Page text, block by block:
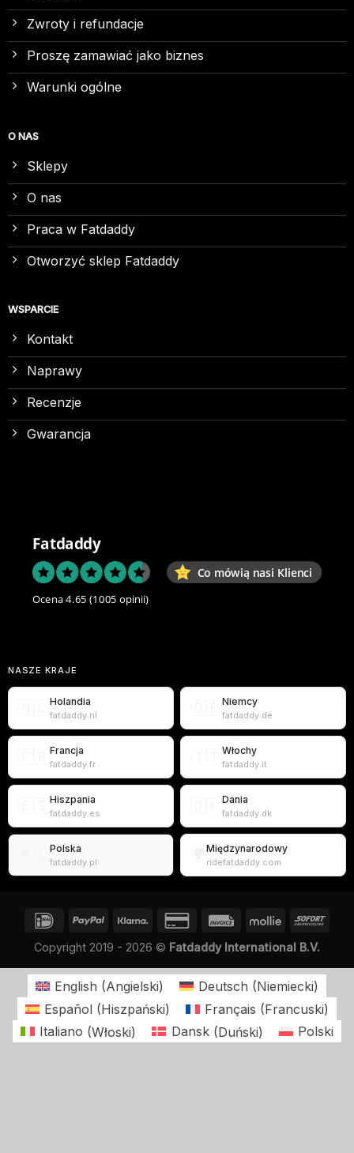
Zwroty i refundacje
Proszę zamawiać jako biznes
Warunki ogólne
O NAS
Sklepy
O nas
Praca w Fatdaddy
Otworzyć sklep Fatdaddy
WSPARCIE
Kontakt
Naprawy
Recenzje
Gwarancja
Fatdaddy
Co mówią nasi Klienci
Ocena 4.65 (1005 opinii)
NASZE KRAJE
Holandia
fatdaddy.nl
Niemcy
fatdaddy.de
Francja
fatdaddy.fr
Włochy
fatdaddy.it
Hiszpania
fatdaddy.es
Dania
fatdaddy.dk
Polska
fatdaddy.pl
Międzynarodowy
ridefatdaddy.com
Copyright 2019 - 2026 © Fatdaddy International B.V.
English (Angielski) Deutsch (Niemiecki)
Español (Hiszpański) Français (Francuski)
Italiano (Włoski) Dansk(Duński) Polski